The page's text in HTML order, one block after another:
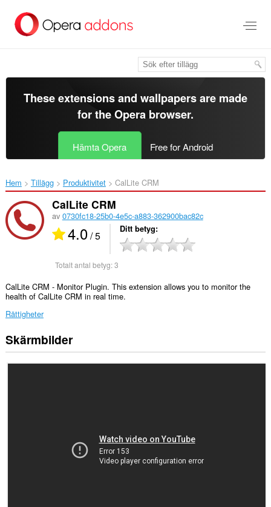
brödtexten
These extensions and wallpapers are made
for theOpera browser.
Hämta Opera Free for Android
Hem Tillägg Produktivitet CalLite CRM‎
CalLite CRM
av 0730fc18-25b0-4e5c-a883-362900bac82c
4.0/ 5 Ditt betyg
Totalt antal betyg:3
CalLite CRM - Monitor Plugin. This extension allows you to monitor the
health of CalLite CRM in real time.
Rättigheter
Tillägget
lägger
Skärmbilder